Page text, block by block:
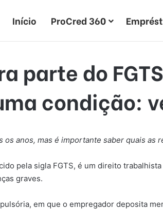
Início ProCred 360
parte do
condição:
anos, mas é importante saber quais as
pela sigla FGTS, é um direito
graves.
em que o empregador deposita